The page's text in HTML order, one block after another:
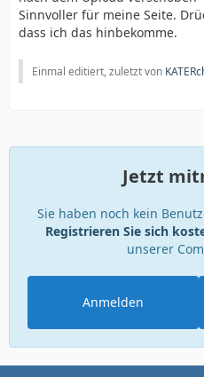
Sinnvoller für meine Seite.
dass ich das hinbekomme.
Einmal editiert, zuletzt von
Jetzt
Sie haben noch kein
Registrieren Sie sich
unserer
Anmelden